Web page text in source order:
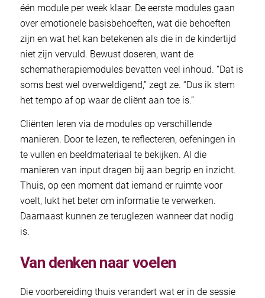
één module per week klaar. De eerste modules gaan
over emotionele basisbehoeften, wat die behoeften
zijn en wat het kan betekenen als die in de kindertijd
niet zijn vervuld. Bewust doseren, want de
schematherapiemodules bevatten veel inhoud. “Dat is
soms best wel overweldigend,” zegt ze. “Dus ik stem
het tempo af op waar de cliënt aan toe is.”
Cliënten leren via de modules op verschillende
manieren. Door te lezen, te reflecteren, oefeningen in
te vullen en beeldmateriaal te bekijken. Al die
manieren van input dragen bij aan begrip en inzicht.
Thuis, op een moment dat iemand er ruimte voor
voelt, lukt het beter om informatie te verwerken.
Daarnaast kunnen ze teruglezen wanneer dat nodig
is.
Van denken naar voelen
Die voorbereiding thuis verandert wat er in de sessie